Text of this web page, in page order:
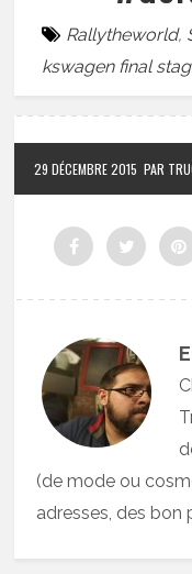
Rallytheworld,
kswagen final
29 DÉCEMBRE 2015 PAR
(de mode ou
adresses, des bon